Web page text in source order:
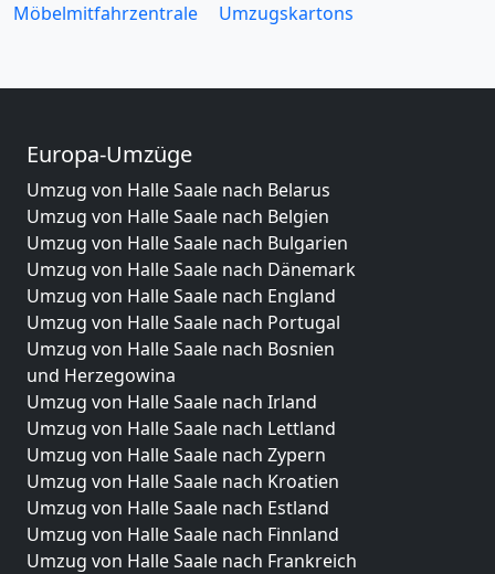
Möbelmitfahrzentrale
Umzugskartons
Europa-Umzüge
Umzug von Halle Saale nach Belarus
Umzug von Halle Saale nach Belgien
Umzug von Halle Saale nach Bulgarien
Umzug von Halle Saale nach Dänemark
Umzug von Halle Saale nach England
Umzug von Halle Saale nach Portugal
Umzug von Halle Saale nach Bosnien
und Herzegowina
Umzug von Halle Saale nach Irland
Umzug von Halle Saale nach Lettland
Umzug von Halle Saale nach Zypern
Umzug von Halle Saale nach Kroatien
Umzug von Halle Saale nach Estland
Umzug von Halle Saale nach Finnland
Umzug von Halle Saale nach Frankreich